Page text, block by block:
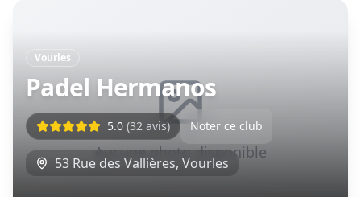
Aucune photo disponible
Vourles
Padel Hermanos
5.0 (32 avis) Noter ce club
53 Rue des Vallières, Vourles